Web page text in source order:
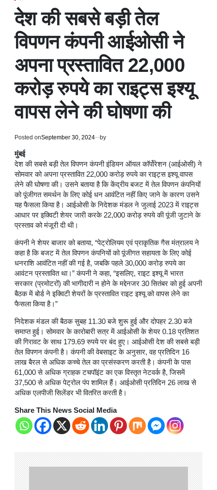
IN
देश की सबसे बड़ी तेल
विपणन कंपनी आईओसी ने
अपना प्रस्तावित 22,000
करोड़ रुपये का राइट्स इश्यू
वापस लेने की घोषणा की
Posted onSeptember 30, 2024 by
मुंबई
देश की सबसे बड़ी तेल विपणन कंपनी इंडियन ऑयल कॉर्पोरेशन (आईओसी) ने
सोमवार को अपना प्रस्तावित 22,000 करोड़ रुपये का राइट्स इश्यू वापस
लेने की घोषणा की। उसने बताया है कि केंद्रीय बजट में तेल विपणन कंपनियों
को पूंजीगत समर्थन के लिए कोई धन आवंटित नहीं किए जाने के कारण उसने
यह फैसला किया है। आईओसी के निदेशक मंडल ने जुलाई 2023 में राइट्स
आधार पर इक्विटी शेयर जारी करके 22,000 करोड़ रुपये की पूंजी जुटाने के
प्रस्ताव को मंजूरी दी थी।
कंपनी ने शेयर बाजार को बताया, “पेट्रोलियम एवं प्राकृतिक गैस मंत्रालय ने
कहा है कि बजट में तेल विपणन कंपनियों को पूंजीगत सहायता के लिए कोई
धनराशि आवंटित नहीं की गई है, जबकि पहले 30,000 करोड़ रुपये का
आवंटन प्रस्तावित था।” कंपनी ने कहा, “इसलिए, राइट इश्यू में भारत
सरकार (प्रमोटरों) की भागीदारी न होने के मद्देनजर 30 सितंबर को हुई अपनी
बैठक में बोर्ड ने इक्विटी शेयरों के प्रस्तावित राइट इश्यू को वापस लेने का
फैसला किया है।”
निदेशक मंडल की बैठक सुबह 11.30 बजे शुरू हुई और दोपहर 2.30 बजे
समाप्त हुई। सोमवार के कारोबारी सत्र में आईओसी के शेयर 0.18 प्रतिशत
की गिरावट के साथ 179.69 रुपये पर बंद हुए। आईओसी देश की सबसे बड़ी
तेल विपणन कंपनी है। कंपनी की वेबसाइट के अनुसार, वह प्रतिदिन 16
लाख बैरल से अधिक कच्चे तेल का प्रसंस्करण करती है। कंपनी के पास
61,000 से अधिक ग्राहक टचपॉइंट का एक विस्तृत नेटवर्क है, जिसमें
37,500 से अधिक पेट्रोल पंप शामिल हैं। आईओसी प्रतिदिन 26 लाख से
अधिक एलपीजी सिलेंडर भी वितरित करती है।
Share This News Social Media